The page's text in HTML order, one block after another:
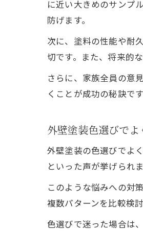
に近い大きめのサンプ
防げます。
次に、塗料の性能や耐
切です。また、将来的
さらに、家族全員の意
くことが成功の秘訣です
外壁塗装色選びで
外壁塗装の色選びでよ
といった声が挙げられ
このような悩みへの対
複数パターンを比較検
色選びで迷った場合は